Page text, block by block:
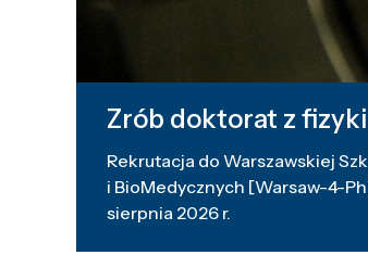
Zrób doktorat z fizyki
Rekrutacja do Warszawskiej
i BioMedycznych [Warsaw-4-
sierpnia 2026 r.